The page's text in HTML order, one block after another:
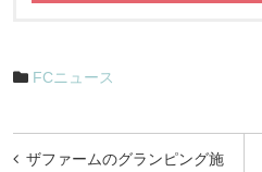
FCニュース
投ザファームのグランピング施